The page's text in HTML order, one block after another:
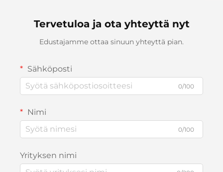
Tervetuloa ja ota yhteyttä nyt
Edustajamme ottaa sinuun yhteyttä pian.
Sähköposti
0/100
Nimi
0/100
Yrityksen nimi